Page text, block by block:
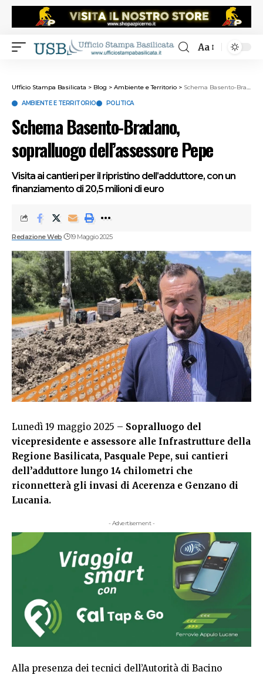
Aa
Ufficio Stampa Basilicata > Blog > Ambiente e Territorio > Schema Basento-Bradano, sopralluogo dell’assessore Pepe
AMBIENTE E TERRITORIO POLITICA
Schema Basento-Bradano,
sopralluogo dell’assessore Pepe
Visita ai cantieri per il ripristino dell’adduttore, con un
finanziamento di 20,5 milioni di euro
Redazione Web 19 Maggio 2025
Lunedì 19 maggio 2025 – Sopralluogo del
vicepresidente e assessore alle Infrastrutture della
Regione Basilicata, Pasquale Pepe, sui cantieri
dell’adduttore lungo 14 chilometri che
riconnetterà gli invasi di Acerenza e Genzano di
Lucania.
- Advertisement -
Alla presenza dei tecnici dell’Autorità di Bacino